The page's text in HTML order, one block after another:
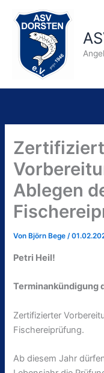
Inhalt
springen
Ablegen
Von Björn Bege/
Petri Heil!
Terminankündigung
Zertifizierter
Fischereiprüfung.
Ab diesem Jahr